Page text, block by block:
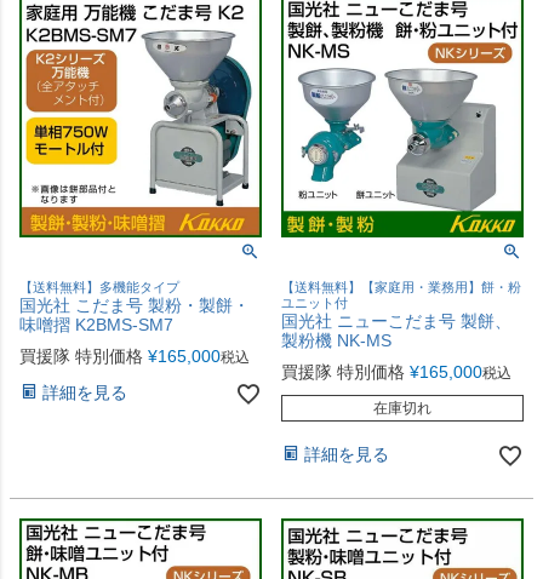
【送料無料】多機能タイプ
国光社 こだま号 製粉・製餅・
味噌摺 K2BMS-SM7
買援隊 特別価格 ¥165,000税込
詳細を見る
【送料無料】【家庭用・業務用】餅・粉
ユニット付
国光社 ニューこだま号 製餅、
製粉機 NK-MS
買援隊 特別価格 ¥165,000税込
在庫切れ
詳細を見る